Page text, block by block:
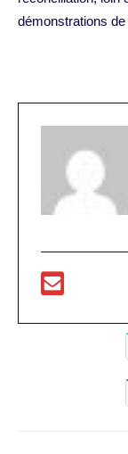
démonstrations de